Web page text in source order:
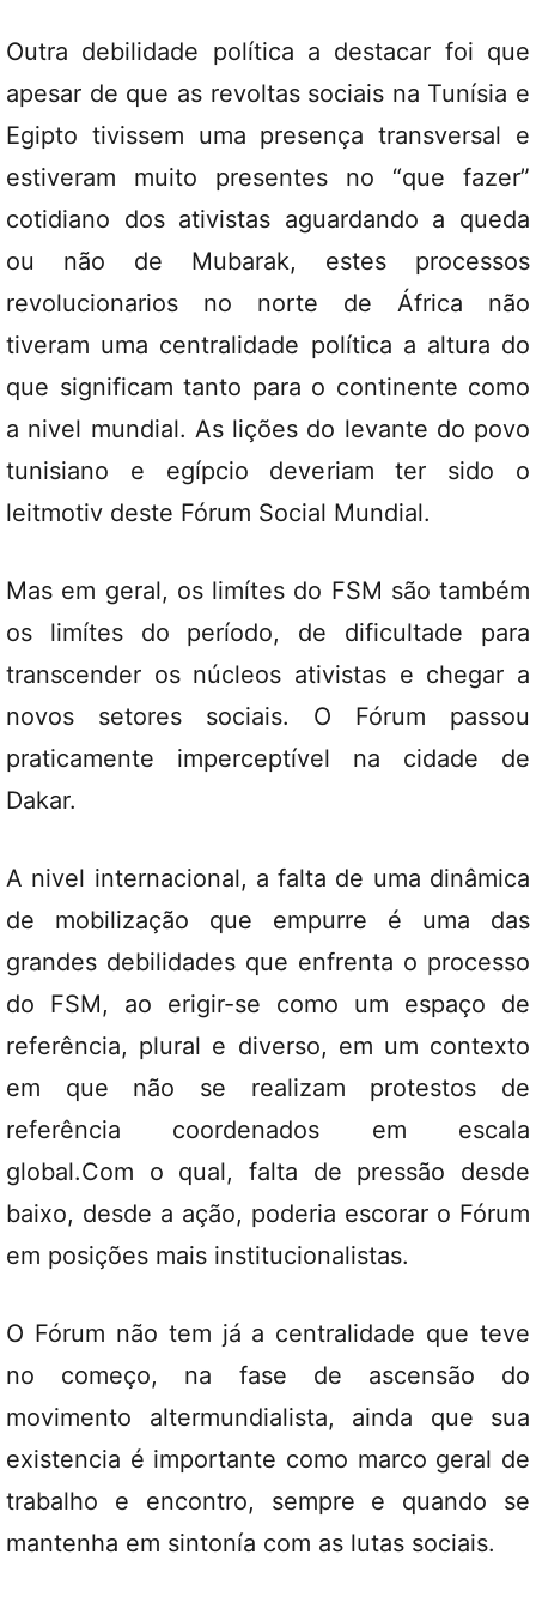
Outra debilidade política a destacar foi que
apesar de que as revoltas sociais na Tunísia e
Egipto tivissem uma presença transversal e
estiveram muito presentes no “que fazer”
cotidiano dos ativistas aguardando a queda
ou não de Mubarak, estes processos
revolucionarios no norte de África não
tiveram uma centralidade política a altura do
que significam tanto para o continente como
a nivel mundial. As lições do levante do povo
tunisiano e egípcio deveriam ter sido o
leitmotiv deste Fórum Social Mundial.
Mas em geral, os limítes do FSM são também
os limítes do período, de dificultade para
transcender os núcleos ativistas e chegar a
novos setores sociais. O Fórum passou
praticamente imperceptível na cidade de
Dakar.
A nivel internacional, a falta de uma dinâmica
de mobilização que empurre é uma das
grandes debilidades que enfrenta o processo
do FSM, ao erigir-se como um espaço de
referência, plural e diverso, em um contexto
em que não se realizam protestos de
referência coordenados em escala
global.Com o qual, falta de pressão desde
baixo, desde a ação, poderia escorar o Fórum
em posições mais institucionalistas.
O Fórum não tem já a centralidade que teve
no começo, na fase de ascensão do
movimento altermundialista, ainda que sua
existencia é importante como marco geral de
trabalho e encontro, sempre e quando se
mantenha em sintonía com as lutas sociais.